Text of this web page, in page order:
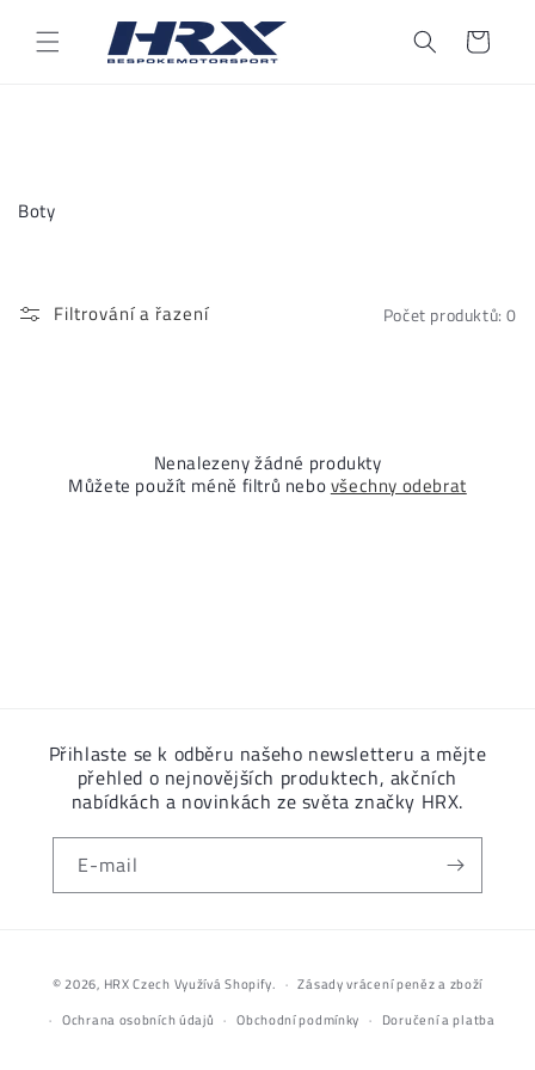
obsahu Košík
K
k
c
Boty
Filtrování a řazení Počet produktů: 0
Nenalezeny žádné produkty
Můžete použít méně filtrů nebovšechny odebrat
Přihlaste se k odběru našeho newsletteru a mějte
přehled o nejnovějších produktech, akčních
nabídkách a novinkách ze světa značky HRX.
E-mail
metody
© 2026, HRX Czech Využívá Shopify.
Zásady vrácení peněz a zboží
Ochrana osobních údajů
Obchodní podmínky Doručení a platba